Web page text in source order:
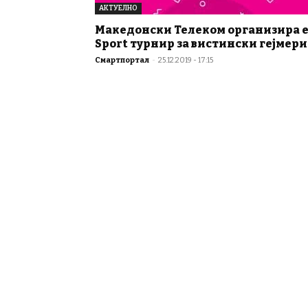
АКТУЕЛНО
Македонски Телеком организира
Sport турнир за вистински гејмери
Смартпортал - 25.12.2019 - 17:15